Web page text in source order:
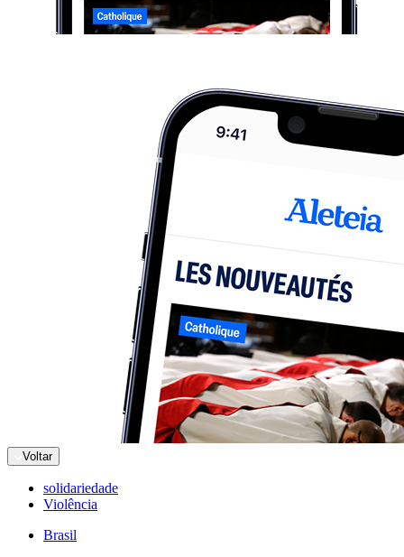
Voltar
solidariedade
Violência
Brasil